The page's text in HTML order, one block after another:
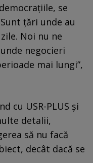
se
țări unde au
Noi nu ne
negocieri
mai lungi”,
cu USR-PLUS și
detalii,
să nu facă
decât dacă se